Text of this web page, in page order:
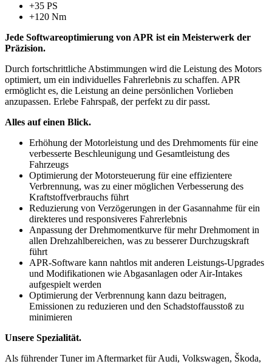
+35 PS
+120 Nm
Jede Softwareoptimierung von APR ist ein Meisterwerk der
Präzision.
Durch fortschrittliche Abstimmungen wird die Leistung des Motors
optimiert, um ein individuelles Fahrerlebnis zu schaffen. APR
ermöglicht es, die Leistung an deine persönlichen Vorlieben
anzupassen. Erlebe Fahrspaß, der perfekt zu dir passt.
Alles auf einen Blick.
Erhöhung der Motorleistung und des Drehmoments für eine
verbesserte Beschleunigung und Gesamtleistung des
Fahrzeugs
Optimierung der Motorsteuerung für eine effizientere
Verbrennung, was zu einer möglichen Verbesserung des
Kraftstoffverbrauchs führt
Reduzierung von Verzögerungen in der Gasannahme für ein
direkteres und responsiveres Fahrerlebnis
Anpassung der Drehmomentkurve für mehr Drehmoment in
allen Drehzahlbereichen, was zu besserer Durchzugskraft
führt
APR-Software kann nahtlos mit anderen Leistungs-Upgrades
und Modifikationen wie Abgasanlagen oder Air-Intakes
aufgespielt werden
Optimierung der Verbrennung kann dazu beitragen,
Emissionen zu reduzieren und den Schadstoffausstoß zu
minimieren
Unsere Spezialität.
Als führender Tuner im Aftermarket für Audi, Volkswagen, Škoda,